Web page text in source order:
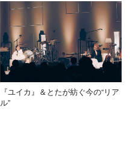
『ユイカ』＆とたが紡ぐ今の“リア
ル”